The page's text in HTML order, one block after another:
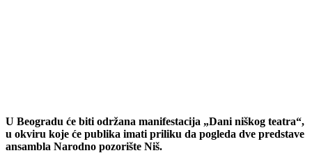
U Beogradu će biti održana manifestacija „Dani niškog teatra“,
u okviru koje će publika imati priliku da pogleda dve predstave
ansambla Narodno pozorište Niš.